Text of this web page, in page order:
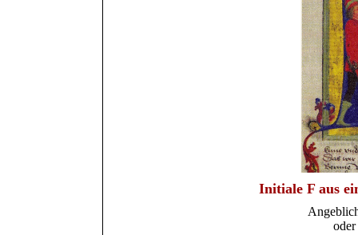
Initiale F aus